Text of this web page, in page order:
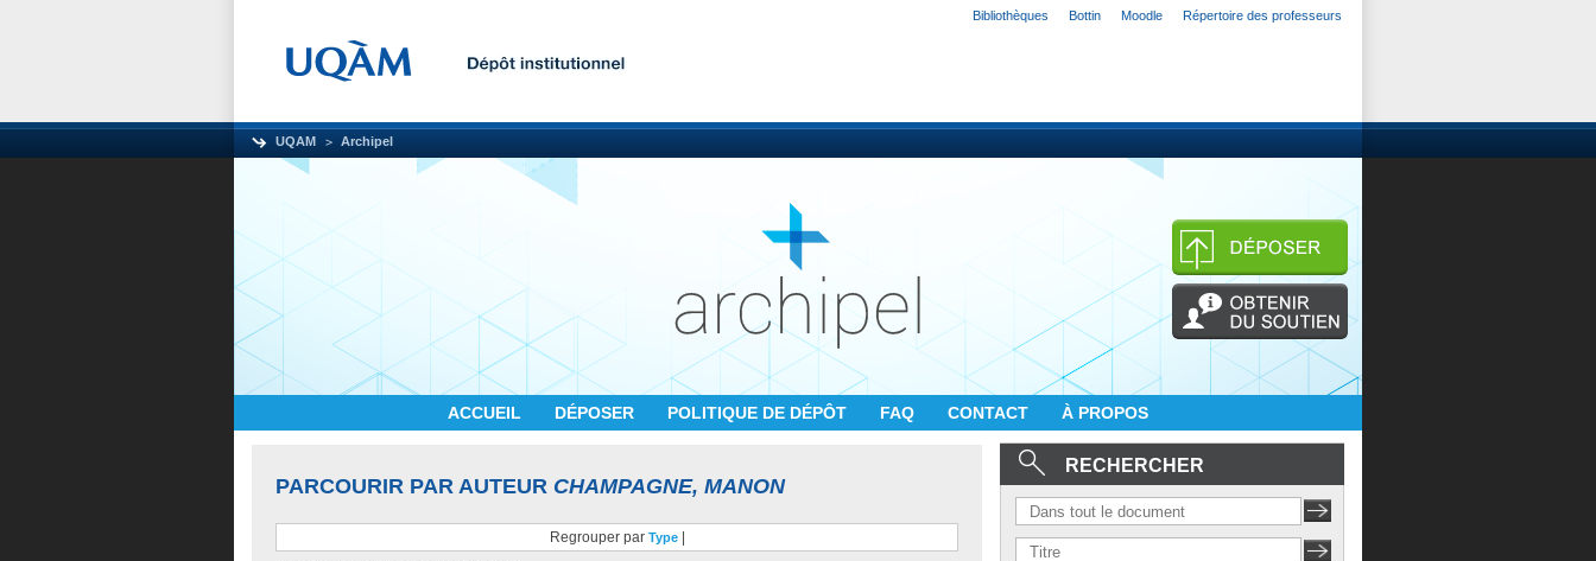
Bibliothèques Bottin Moodle Répertoire des professeurs
UQAM Archipel
ACCUEIL DÉPOSER POLITIQUE DE DÉPÔT FAQ CONTACT À PROPOS
PARCOURIR PAR AUTEUR CHAMPAGNE, MANON
Regrouper par Type
RECHERCHER